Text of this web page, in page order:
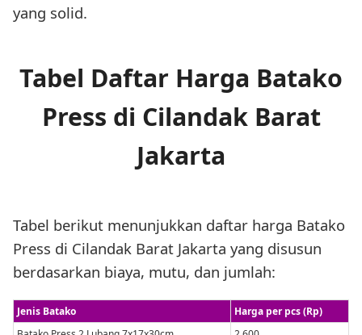
yang solid.
Tabel Daftar Harga Batako
Press di Cilandak Barat
Jakarta
Tabel berikut menunjukkan daftar harga Batako
Press di Cilandak Barat Jakarta yang disusun
berdasarkan biaya, mutu, dan jumlah:
Jenis Batako
Harga per pcs (Rp)